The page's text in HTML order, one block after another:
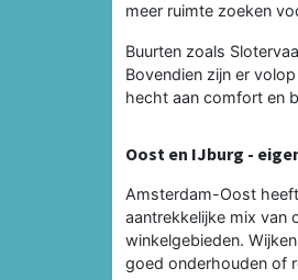
meer ruimte zoeken
Buurten zoals
Bovendien zijn er
hecht aan comfort en
Oost en IJburg -
Amsterdam-Oost
aantrekkelijke mix van
winkelgebieden.
goed onderhouden of